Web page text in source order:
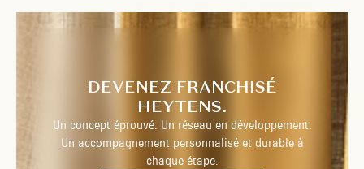
DEVENEZ FRANCHISÉ
HEYTENS.
Un concept éprouvé. Un réseau en développement.
Un accompagnement personnalisé et durable à
chaque étape.